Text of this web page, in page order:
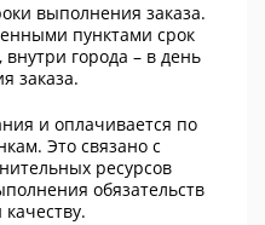
выполнения заказа.
пунктами срок
города – в день
заказа.
и оплачивается по
Это связано с
ресурсов
обязательств